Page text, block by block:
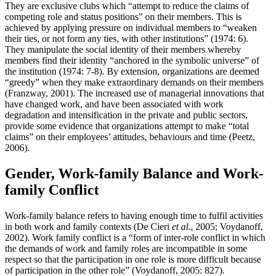
They are exclusive clubs which “attempt to reduce the claims of
competing role and status positions” on their members. This is
achieved by applying pressure on individual members to “weaken
their ties, or not form any ties, with other institutions” (1974: 6).
They manipulate the social identity of their members whereby
members find their identity “anchored in the symbolic universe” of
the institution (1974: 7-8). By extension, organizations are deemed
“greedy” when they make extraordinary demands on their members
(Franzway, 2001). The increased use of managerial innovations that
have changed work, and have been associated with work
degradation and intensification in the private and public sectors,
provide some evidence that organizations attempt to make “total
claims” on their employees’ attitudes, behaviours and time (Peetz,
2006).
Gender, Work-family Balance and Work-
family Conflict
Work-family balance refers to having enough time to fulfil activities
in both work and family contexts (De Cieri et al., 2005; Voydanoff,
2002). Work family conflict is a “form of inter-role conflict in which
the demands of work and family roles are incompatible in some
respect so that the participation in one role is more difficult because
of participation in the other role” (Voydanoff, 2005: 827).